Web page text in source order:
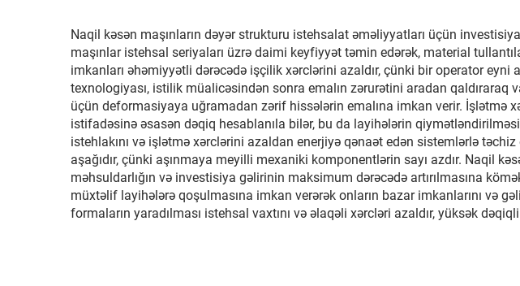
Naqil kəsən maşınların dəyər strukturu istehsalat əməliyyatları üçün
maşınlar istehsal seriyaları üzrə daimi keyfiyyət təmin edərək, material
imkanları əhəmiyyətli dərəcədə işçilik xərclərini azaldır, çünki bir operator
texnologiyası, istilik müalicəsindən sonra emalın zərurətini aradan
üçün deformasiyaya uğramadan zərif hissələrin emalına imkan verir. İşlətmə
istifadəsinə əsasən dəqiq hesablanıla bilər, bu da layihələrin
istehlakını və işlətmə xərclərini azaldan enerjiyə qənaət edən sistemlərlə
aşağıdır, çünki aşınmaya meyilli mexaniki komponentlərin sayı azdır. Naqil
məhsuldarlığın və investisiya gəlirinin maksimum dərəcədə artırılmasına
müxtəlif layihələrə qoşulmasına imkan verərək onların bazar imkanlarını və
formaların yaradılması istehsal vaxtını və əlaqəli xərcləri azaldır, yüksək